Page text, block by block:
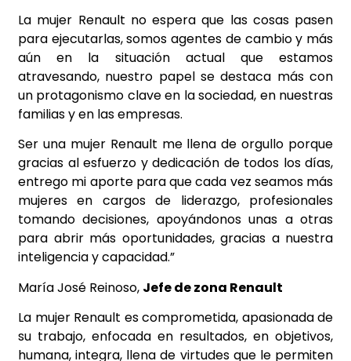
La mujer Renault no espera que las cosas pasen
para ejecutarlas, somos agentes de cambio y más
aún en la situación actual que estamos
atravesando, nuestro papel se destaca más con
un protagonismo clave en la sociedad, en nuestras
familias y en las empresas.
Ser una mujer Renault me llena de orgullo porque
gracias al esfuerzo y dedicación de todos los días,
entrego mi aporte para que cada vez seamos más
mujeres en cargos de liderazgo, profesionales
tomando decisiones, apoyándonos unas a otras
para abrir más oportunidades, gracias a nuestra
inteligencia y capacidad.”
María José Reinoso, Jefe de zona Renault
La mujer Renault es comprometida, apasionada de
su trabajo, enfocada en resultados, en objetivos,
humana, integra, llena de virtudes que le permiten